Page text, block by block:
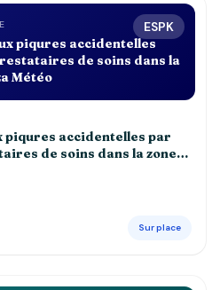
ESPK
piqures accidentelles
de soins dans la
Météo
piqures accidentelles par
de soins dans la zone
Sur place